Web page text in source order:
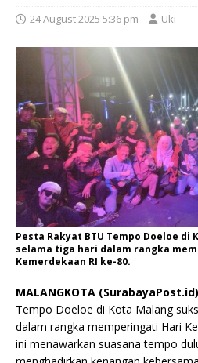
24 August 2025 5:36 pm Uki
Pesta Rakyat BTU Tempo Doeloe
selama tiga hari dalam rangka
Kemerdekaan RI ke-80.
MALANGKOTA
Tempo Doeloe di Kota Malang
dalam rangka memperingati Hari
ini menawarkan suasana tempo